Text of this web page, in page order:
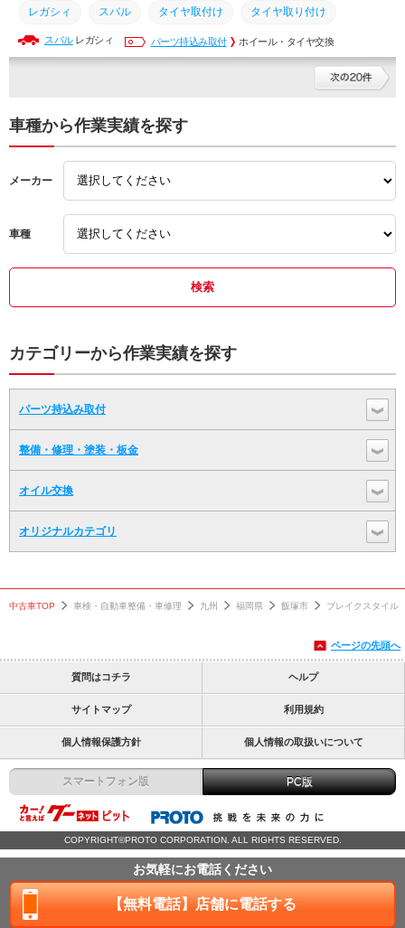
レガシィ スバル タイヤ取付け タイヤ取り付け
タイヤ組換え 交換 タイヤ 持ち込み 筑豊
スバルレガシィ パーツ持込み取付 ホイール・タイヤ交換
車種から作業実績を探す
メーカー
車種
カテゴリーから作業実績を探す
パーツ持込み取付
整備・修理・塗装・板金
オイル交換
オリジナルカテゴリ
中古車TOP 車検・自動車整備・車修理 九州 福岡県 飯塚市 ブレイクスタイル
お気軽にお電話ください
【無料電話】店舗に電話する
ページの先頭へ
質問はコチラ ヘルプ
サイトマップ 利用規約
個人情報保護方針 個人情報の取扱いについて
スマートフォン版 PC版
COPYRIGHT©PROTO CORPORATION. ALL RIGHTS RESERVED.